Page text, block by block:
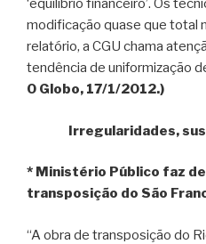
‘equilíbrio financeiro’. Os
modificação quase que total
relatório, a CGU chama
tendência de uniformização
O Globo, 17/1/2012.)
Irregularidades,
* Ministério Público faz
transposição do São
“A obra de transposição do